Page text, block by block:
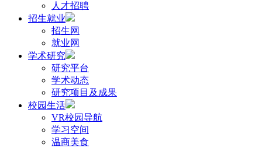
人才招聘
招生就业
招生网
就业网
学术研究
研究平台
学术动态
研究项目及成果
校园生活
VR校园导航
学习空间
温商美食